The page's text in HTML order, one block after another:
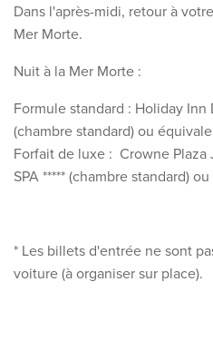
Dans l'après-midi, retour à
Mer Morte.
Nuit à la Mer Morte :
Formule standard : Holiday Inn
(chambre standard) ou
Forfait de luxe : Crowne Plaza
SPA ***** (chambre standard)
* Les billets d'entrée ne sont
voiture (à organiser sur place).